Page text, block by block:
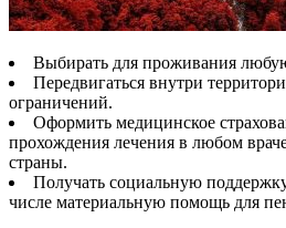
Выбирать для проживания
Передвигаться внутри
ограничений.
Оформить медицинское
прохождения лечения в любом
страны.
Получать социальную
числе материальную помощь для